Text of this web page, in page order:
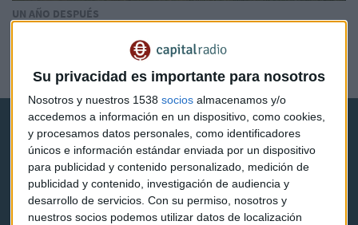
Su privacidad es importante para nosotros
Nosotros y nuestros 1538 socios almacenamos y/o
accedemos a información en un dispositivo, como cookies,
y procesamos datos personales, como identificadores
únicos e información estándar enviada por un dispositivo
para publicidad y contenido personalizado, medición de
publicidad y contenido, investigación de audiencia y
desarrollo de servicios. Con su permiso, nosotros y
nuestros socios podemos utilizar datos de localización
UN AÑO DESPUÉS
Javier Luengo
Capital Radio